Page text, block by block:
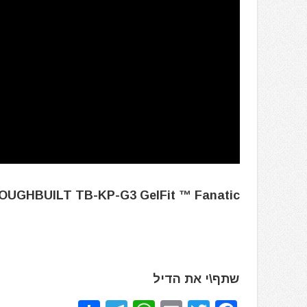
TB-KP-G3 GelFit ™ Fanatic
שתף\י את הדיל